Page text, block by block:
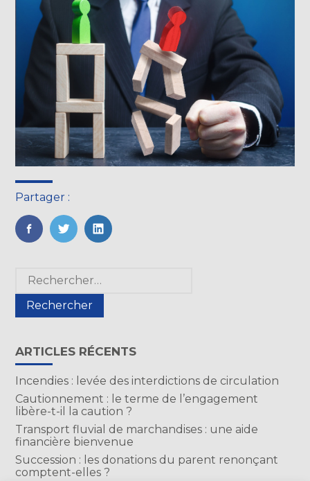
Partager :
FaceBook
TwitterLinkedIn
Blog
sidebar
Rechercher :
ARTICLES RÉCENTS
Incendies : levée des interdictions de circulation
Cautionnement : le terme de l’engagement
libère-t-il la caution ?
Transport fluvial de marchandises : une aide
financière bienvenue
Succession : les donations du parent renonçant
comptent-elles ?